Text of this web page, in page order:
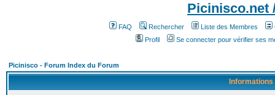
Picinisco.net
FAQ Rechercher Liste des Membres
Profil
Se connecter pour vérifier ses
Picinisco - Forum Index du Forum
Informations